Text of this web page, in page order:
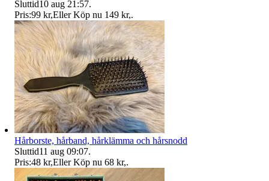
Sluttid10 aug 21:57.
Pris:99 kr,Eller Köp nu 149 kr,.
Hårborste, hårband, hårklämma och hårsnodd
Sluttid11 aug 09:07.
Pris:48 kr,Eller Köp nu 68 kr,.